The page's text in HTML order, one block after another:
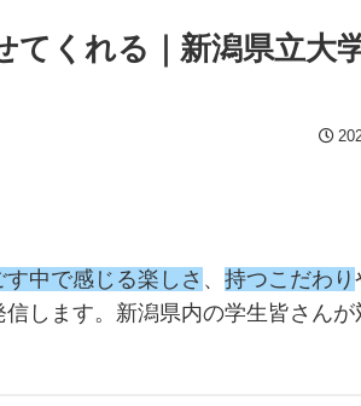
てくれる｜新潟県立大
す中で感じる楽しさ 、 持つこだわり
します。新潟県内の学生皆さんが